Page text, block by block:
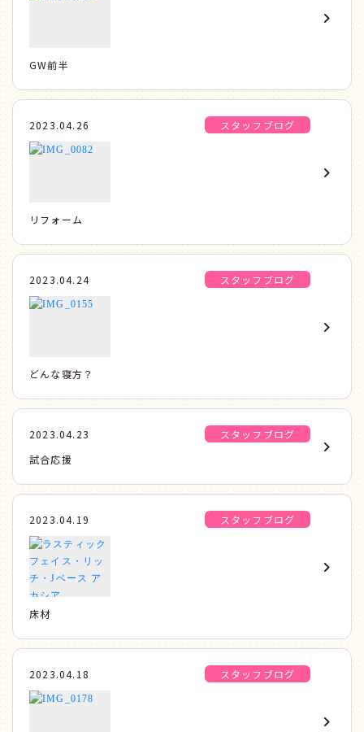
GW前半
2023.04.26 スタッフブログ
リフォーム
2023.04.24 スタッフブログ
どんな寝方？
2023.04.23
スタッフブログ
試合応援
2023.04.19 スタッフブログ
床材
2023.04.18 スタッフブログ